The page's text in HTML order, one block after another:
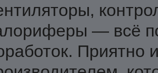
— всё
Приятно